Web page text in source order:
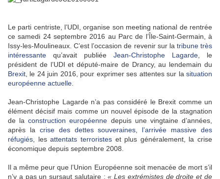
Le parti centriste, l’UDI, organise son meeting national de rentrée
ce samedi 24 septembre 2016 au Parc de l’Île-Saint-Germain, à
Issy-les-Moulineaux. C’est l’occasion de revenir sur la tribune très
intéressante qu’avait publiée Jean-Christophe Lagarde , le
président de l’UDI et député-maire de Drancy, au lendemain du
Brexit , le 24 juin 2016, pour exprimer ses attentes sur la situation
européenne actuelle
Jean-Christophe Lagarde n’a pas considéré le Brexit comme un
élément décisif mais comme un nouvel épisode de la stagnation
de laconstruction européenne depuis une vingtaine d’années,
après la crise des dettes souveraines
l’arrivée massive des
réfugiés , lesattentats terroristeset plus généralement, la crise
économique depuis septembre 2008.
Il a même peur que l’Union Européenne soit menacée de mort s’il
n’y a pas un sursaut salutaire :« Les extrémistes de droite et de